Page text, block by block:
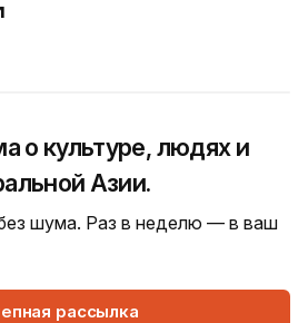
о культуре, людях и
Азии.
шума. Раз в неделю — в ваш
рассылка